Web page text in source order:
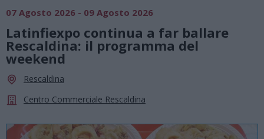
07 Agosto 2026 - 09 Agosto 2026
Latinfiexpo continua a far ballare
Rescaldina: il programma del
weekend
Rescaldina
Centro Commerciale Rescaldina